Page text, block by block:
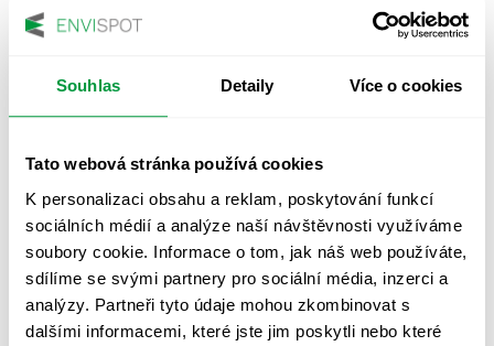
Souhlas Detaily Více o cookies
Tato webová stránka používá cookies
K personalizaci obsahu a reklam, poskytování funkcí
sociálních médií a analýze naší návštěvnosti využíváme
soubory cookie. Informace o tom, jak náš web používáte,
sdílíme se svými partnery pro sociální média, inzerci a
analýzy. Partneři tyto údaje mohou zkombinovat s
dalšími informacemi, které jste jim poskytli nebo které
Prodejna Alza, Ústí nad
Měření umělého osvětlení
09/2018
LIDL Kadaň
Měření umělého osvětlení